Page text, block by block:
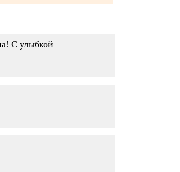
С улыбкой